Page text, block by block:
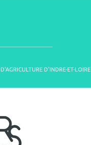
D'INDRE-ET-LOIRE